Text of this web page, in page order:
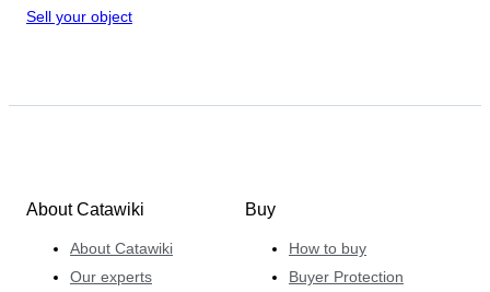
Sell your object
About Catawiki
About Catawiki
Our experts
Buy
How to buy
Buyer Protection